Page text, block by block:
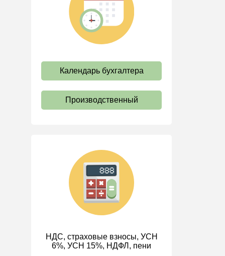
труда
Отпуск и время отдыха
Оплата труда
Ответственность и
взыскания
Пенсии
Трудовые книжки
Кадровые документы и
образцы
Персональные данные
ИП
Календарь бухгалтера
Производственный
НДС, страховые взносы, УСН
6%, УСН 15%, НДФЛ, пени